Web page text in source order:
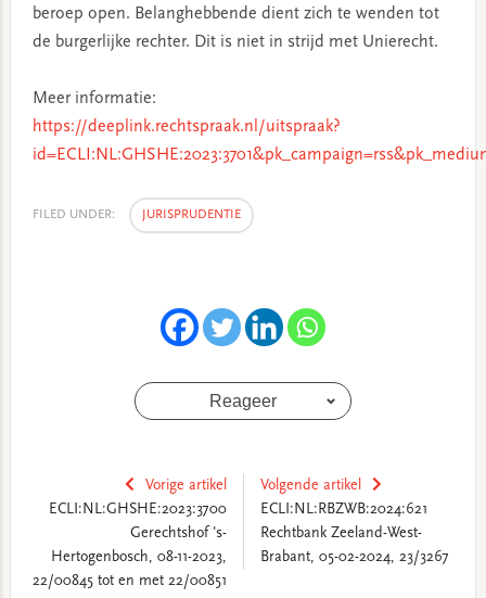
beroep open. Belanghebbende dient zich te wenden tot
de burgerlijke rechter. Dit is niet in strijd met Unierecht.
Meer informatie:
https://deeplink.rechtspraak.nl/uitspraak?
FILED UNDER: JURISPRUDENTIE
Reageer
Vorige artikel
ECLI:NL:GHSHE:2023:3700
Gerechtshof 's-
Hertogenbosch, 08-11-2023,
22/00845 tot en met 22/00851
Volgende artikel
ECLI:NL:RBZWB:2024:621
Rechtbank Zeeland-West-
Brabant, 05-02-2024, 23/3267